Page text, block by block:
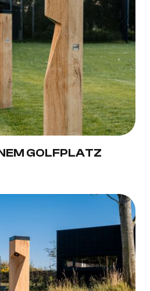
GOLFPLATZ